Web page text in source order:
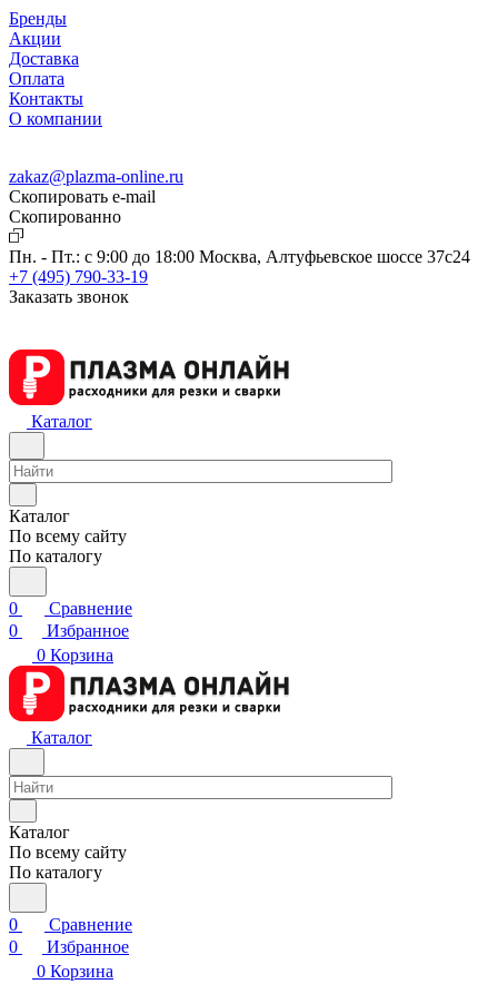
Бренды
Акции
Доставка
Оплата
Контакты
О компании
zakaz@plazma-online.ru
Скопировать e-mail
Cкопированно
Пн. - Пт.: с 9:00 до 18:00 Москва, Алтуфьевское шоссе 37с24
+7 (495) 790-33-19
Заказать звонок
Каталог
Каталог
По всему сайту
По каталогу
0
Сравнение
0
Избранное
0 Корзина
Каталог
Каталог
По всему сайту
По каталогу
0
Сравнение
0
Избранное
0 Корзина